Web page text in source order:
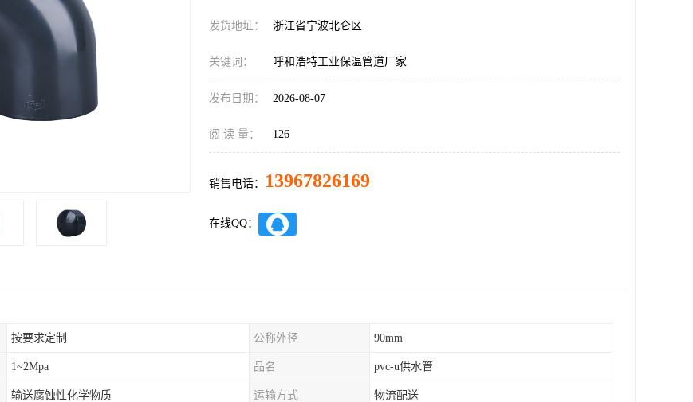
发货地址： 浙江省宁波北仑区
关键词： 呼和浩特工业保温管道厂家
发布日期： 2026-08-07
阅 读 量： 126
销售电话： 13967826169
在线QQ：
按要求定制 公称外径 90mm
1~2Mpa 品名 pvc-u供水管
输送腐蚀性化学物质 运输方式 物流配送